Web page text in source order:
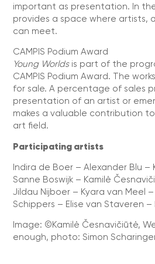
important as presentation. In the
provides a space where artists,
can meet.
CAMPIS Podium Award
Young Worldsis part of the
CAMPIS Podium Award. The
for sale. A percentage of sales
presentation of an artist or
makes a valuable contribution
art field.
Participating artists
Indira de Boer – Alexander Blu –
Sanne Boswijk – Kamilė
Jildau Nijboer – Kyara van Meel
Schippers – Elise van Staveren –
Image: ©Kamilė Česnavičiūtė,
enough, photo: Simon